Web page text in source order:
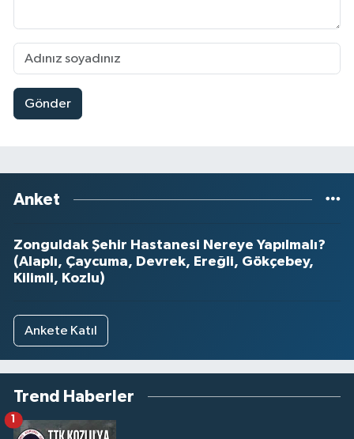
Gönder
Anket
Zonguldak Şehir Hastanesi Nereye Yapılmalı?
(Alaplı, Çaycuma, Devrek, Ereğli, Gökçebey,
Kilimli, Kozlu)
Ankete Katıl
Trend Haberler
1